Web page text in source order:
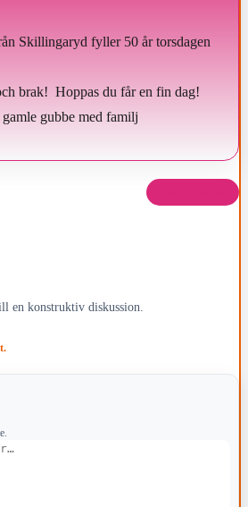
Skillingaryd fyller 50 år torsdagen
brak! Hoppas du får en fin dag!
gubbe med familj
en konstruktiv diskussion.